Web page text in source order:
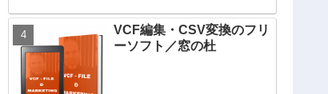
VCF編集・CSV変換のフリ
ーソフト／窓の杜